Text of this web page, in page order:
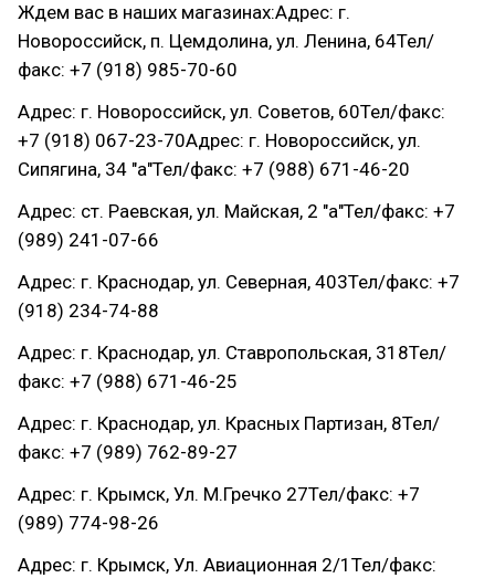
Ждем вас в наших магазинах:Адрес: г.
Новороссийск, п. Цемдолина, ул. Ленина, 64Тел/
факс: +7 (918) 985-70-60
Адрес: г. Новороссийск, ул. Советов, 60Тел/факс:
+7 (918) 067-23-70Адрес: г. Новороссийск, ул.
Сипягина, 34 "а"Тел/факс: +7 (988) 671-46-20
Адрес: ст. Раевская, ул. Майская, 2 "а"Тел/факс: +7
(989) 241-07-66
Адрес: г. Краснодар, ул. Северная, 403Тел/факс: +7
(918) 234-74-88
Адрес: г. Краснодар, ул. Ставропольская, 318Тел/
факс: +7 (988) 671-46-25
Адрес: г. Краснодар, ул. Красных Партизан, 8Тел/
факс: +7 (989) 762-89-27
Адрес: г. Крымск, Ул. М.Гречко 27Тел/факс: +7
(989) 774-98-26
Адрес: г. Крымск, Ул. Авиационная 2/1Тел/факс: